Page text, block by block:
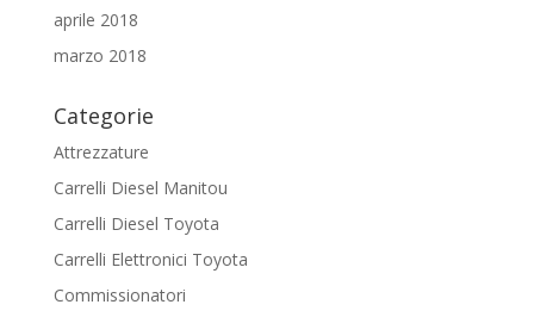
aprile 2018
marzo 2018
Categorie
Attrezzature
Carrelli Diesel Manitou
Carrelli Diesel Toyota
Carrelli Elettronici Toyota
Commissionatori